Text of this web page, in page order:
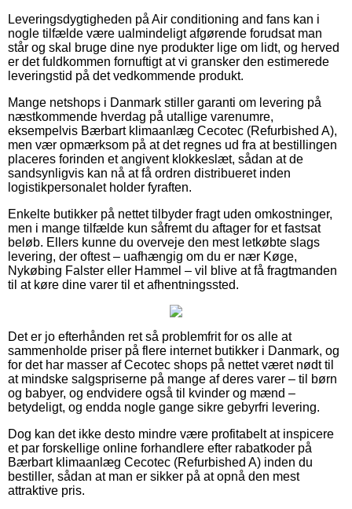
Leveringsdygtigheden på Air conditioning and fans kan i
nogle tilfælde være ualmindeligt afgørende forudsat man
står og skal bruge dine nye produkter lige om lidt, og herved
er det fuldkommen fornuftigt at vi gransker den estimerede
leveringstid på det vedkommende produkt.
Mange netshops i Danmark stiller garanti om levering på
næstkommende hverdag på utallige varenumre,
eksempelvis Bærbart klimaanlæg Cecotec (Refurbished A),
men vær opmærksom på at det regnes ud fra at bestillingen
placeres forinden et angivent klokkeslæt, sådan at de
sandsynligvis kan nå at få ordren distribueret inden
logistikpersonalet holder fyraften.
Enkelte butikker på nettet tilbyder fragt uden omkostninger,
men i mange tilfælde kun såfremt du aftager for et fastsat
beløb. Ellers kunne du overveje den mest letkøbte slags
levering, der oftest – uafhængig om du er nær Køge,
Nykøbing Falster eller Hammel – vil blive at få fragtmanden
til at køre dine varer til et afhentningssted.
Det er jo efterhånden ret så problemfrit for os alle at
sammenholde priser på flere internet butikker i Danmark, og
for det har masser af Cecotec shops på nettet været nødt til
at mindske salgspriserne på mange af deres varer – til børn
og babyer, og endvidere også til kvinder og mænd –
betydeligt, og endda nogle gange sikre gebyrfri levering.
Dog kan det ikke desto mindre være profitabelt at inspicere
et par forskellige online forhandlere efter rabatkoder på
Bærbart klimaanlæg Cecotec (Refurbished A) inden du
bestiller, sådan at man er sikker på at opnå den mest
attraktive pris.